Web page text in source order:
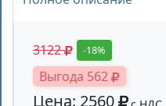
3122 -18%
Выгода 562
Цена: 2560